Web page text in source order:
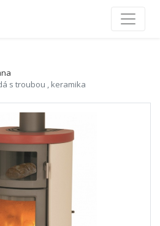
s troubou , keramika